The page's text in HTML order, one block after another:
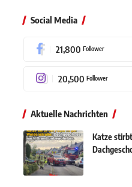
Social Media
21,800 Follower
20,500 Follower
Aktuelle Nachrichten
Katze